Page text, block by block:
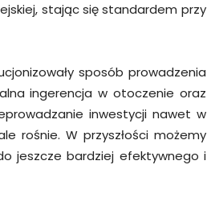
stając się standardem przy
sposób prowadzenia
ingerencja w otoczenie oraz
inwestycji nawet w
rośnie. W przyszłości możemy
jeszcze bardziej efektywnego i